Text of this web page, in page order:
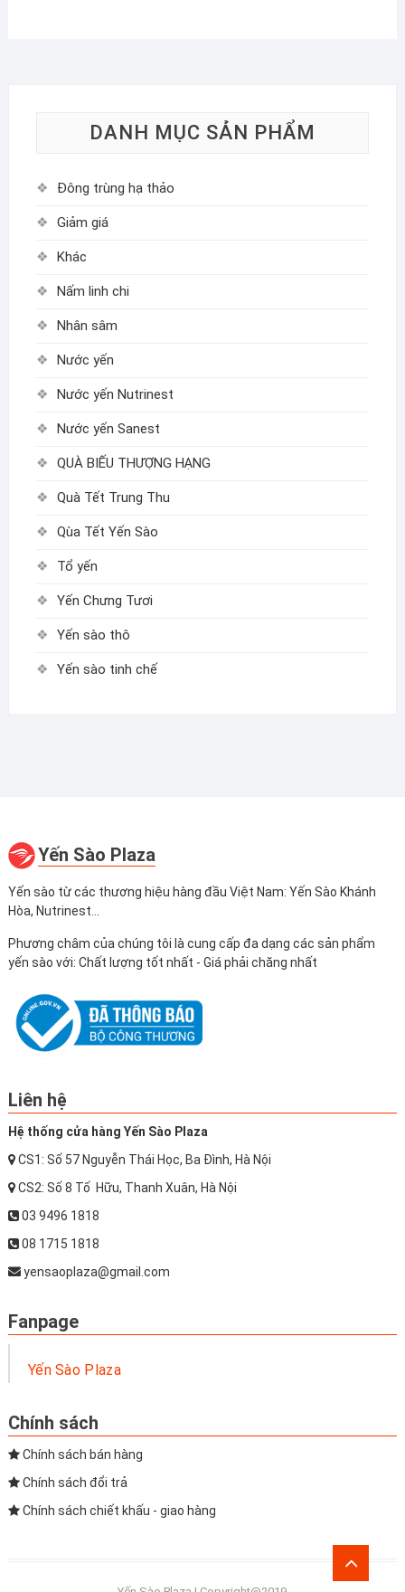
DANH MỤC SẢN PHẨM
Đông trùng hạ thảo
Giảm giá
Khác
Nấm linh chi
Nhân sâm
Nước yến
Nước yến Nutrinest
Nước yến Sanest
QUÀ BIẾU THƯỢNG HẠNG
Quà Tết Trung Thu
Qùa Tết Yến Sào
Tổ yến
Yến Chưng Tươi
Yến sào thô
Yến sào tinh chế
Yến Sào Plaza
Yến sào từ các thương hiệu hàng đầu Việt Nam: Yến Sào Khánh
Hòa, Nutrinest...
Phương châm của chúng tôi là cung cấp đa dạng các sản phẩm
yến sào với: Chất lượng tốt nhất - Giá phải chăng nhất
Liên hệ
Hệ thống cửa hàng Yến Sào Plaza
CS1: Số 57 Nguyễn Thái Học, Ba Đình, Hà Nội
CS2: Số 8 Tố Hữu, Thanh Xuân, Hà Nội
03 9496 1818
08 1715 1818
yensaoplaza@gmail.com
Fanpage
Yến Sào Plaza
Chính sách
Chính sách bán hàng
Chính sách đổi trả
Chính sách chiết khấu - giao hàng